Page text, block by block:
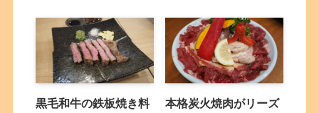
黒毛和牛の鉄板焼き料
本格炭火焼肉がリーズ